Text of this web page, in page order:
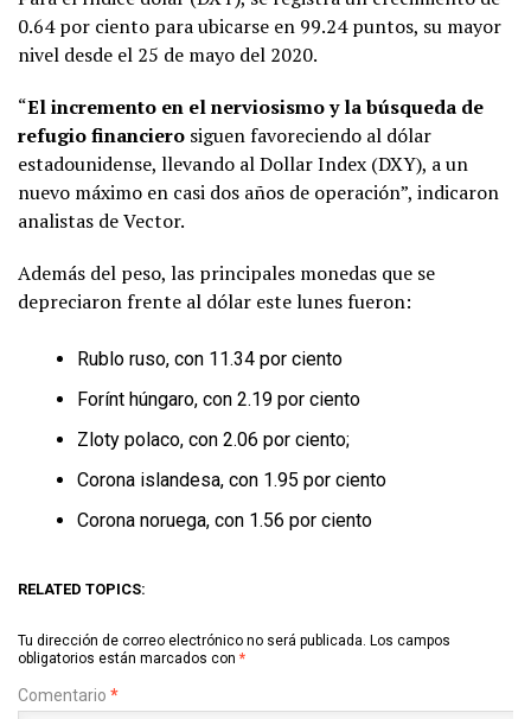
0.64 por ciento para ubicarse en 99.24 puntos, su mayor
nivel desde el 25 de mayo del 2020.
“El incremento en el nerviosismo y la búsqueda de
refugio financiero siguen favoreciendo al dólar
estadounidense, llevando al Dollar Index (DXY), a un
nuevo máximo en casi dos años de operación”, indicaron
analistas de Vector.
Además del peso, las principales monedas que se
depreciaron frente al dólar este lunes fueron:
Rublo ruso, con 11.34 por ciento
Forínt húngaro, con 2.19 por ciento
Zloty polaco, con 2.06 por ciento;
Corona islandesa, con 1.95 por ciento
Corona noruega, con 1.56 por ciento
RELATED TOPICS:
Tu dirección de correo electrónico no será publicada. Los campos
obligatorios están marcados con *
Comentario *